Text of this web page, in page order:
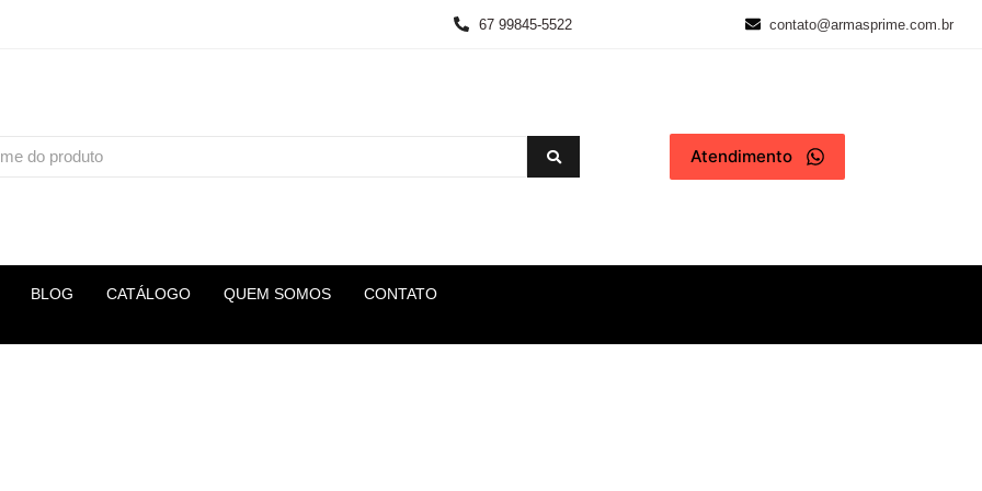
67 99845-5522 contato@armasprime.com.br
Atendimento
BLOG CATÁLOGO QUEM SOMOS CONTATO